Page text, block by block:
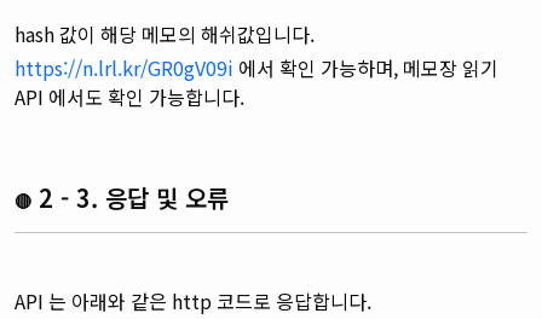
hash 값이 해당 메모의 해쉬값입니다.
https://n.lrl.kr/GR0gV09i 에서 확인 가능하며, 메모장 읽기
API 에서도 확인 가능합니다.
🔴 2 - 3. 응답 및 오류
API 는 아래와 같은 http 코드로 응답합니다.